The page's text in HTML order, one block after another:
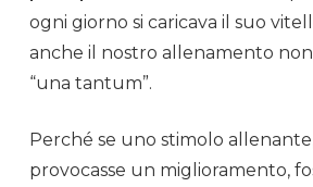
ogni giorno si caricava il suo
anche il nostro allenamento
“una tantum”.
Perché se uno stimolo
provocasse un miglioramento,